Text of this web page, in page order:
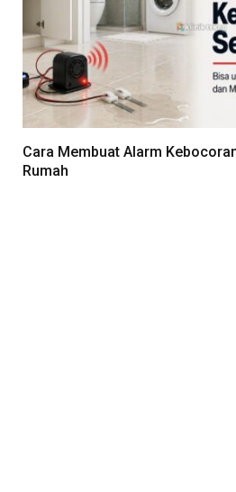
Cara Membuat Alarm
Rumah